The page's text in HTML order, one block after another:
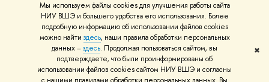
Мы используем файлы cookies для улучшения работы сайта
НИУ ВШЭ и большего удобства его использования. Более
подробную информацию об использовании файлов cookies
можно найти здесь, наши правила обработки персональных
данных –здесь. Продолжая пользоваться сайтом, вы
подтверждаете, что были проинформированы об
использовании файлов cookies сайтом НИУ ВШЭ и согласны
✖
Работа в Вышке
© НИУ ВШЭ 1993–2026 Адреса и контакты Условия использования